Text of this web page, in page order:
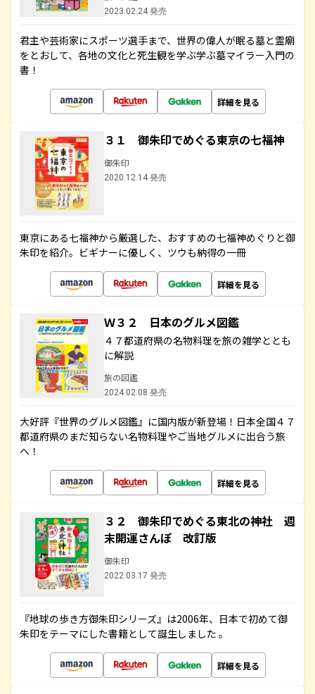
2023.02.24 発売
君主や芸術家にスポーツ選手まで、世界の偉人が眠る墓と霊廟
をとおして、各地の文化と死生観を学ぶ学ぶ墓マイラー入門の
書！
詳細を見る
３１ 御朱印でめぐる東京の七福神
御朱印
2020.12.14 発売
東京にある七福神から厳選した、おすすめの七福神めぐりと御
朱印を紹介。ビギナーに優しく、ツウも納得の一冊
詳細を見る
Ｗ３２ 日本のグルメ図鑑
４７都道府県の名物料理を旅の雑学ととも
に解説
旅の図鑑
2024.02.08 発売
大好評『世界のグルメ図鑑』に国内版が新登場！日本全国４７
都道府県のまだ知らない名物料理やご当地グルメに出合う旅
へ！
詳細を見る
３２ 御朱印でめぐる東北の神社 週
末開運さんぽ 改訂版
御朱印
2022.03.17 発売
『地球の歩き方御朱印シリーズ』は2006年、日本で初めて御
朱印をテーマにした書籍として誕生しました 。
詳細を見る